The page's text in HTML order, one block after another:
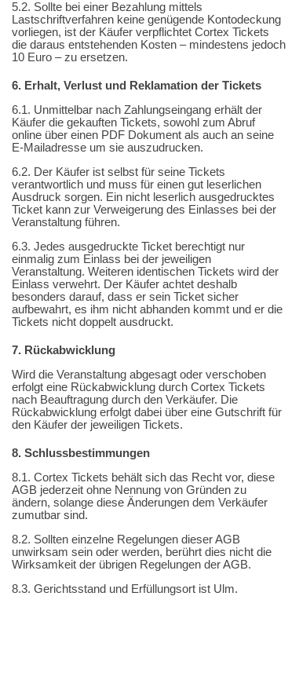
5.2. Sollte bei einer Bezahlung mittels
Lastschriftverfahren keine genügende Kontodeckung
vorliegen, ist der Käufer verpflichtet Cortex Tickets
die daraus entstehenden Kosten – mindestens jedoch
10 Euro – zu ersetzen.
6. Erhalt, Verlust und Reklamation der Tickets
6.1. Unmittelbar nach Zahlungseingang erhält der
Käufer die gekauften Tickets, sowohl zum Abruf
online über einen PDF Dokument als auch an seine
E-Mailadresse um sie auszudrucken.
6.2. Der Käufer ist selbst für seine Tickets
verantwortlich und muss für einen gut leserlichen
Ausdruck sorgen. Ein nicht leserlich ausgedrucktes
Ticket kann zur Verweigerung des Einlasses bei der
Veranstaltung führen.
6.3. Jedes ausgedruckte Ticket berechtigt nur
einmalig zum Einlass bei der jeweiligen
Veranstaltung. Weiteren identischen Tickets wird der
Einlass verwehrt. Der Käufer achtet deshalb
besonders darauf, dass er sein Ticket sicher
aufbewahrt, es ihm nicht abhanden kommt und er die
Tickets nicht doppelt ausdruckt.
7. Rückabwicklung
Wird die Veranstaltung abgesagt oder verschoben
erfolgt eine Rückabwicklung durch Cortex Tickets
nach Beauftragung durch den Verkäufer. Die
Rückabwicklung erfolgt dabei über eine Gutschrift für
den Käufer der jeweiligen Tickets.
8. Schlussbestimmungen
8.1. Cortex Tickets behält sich das Recht vor, diese
AGB jederzeit ohne Nennung von Gründen zu
ändern, solange diese Änderungen dem Verkäufer
zumutbar sind.
8.2. Sollten einzelne Regelungen dieser AGB
unwirksam sein oder werden, berührt dies nicht die
Wirksamkeit der übrigen Regelungen der AGB.
8.3. Gerichtsstand und Erfüllungsort ist Ulm.